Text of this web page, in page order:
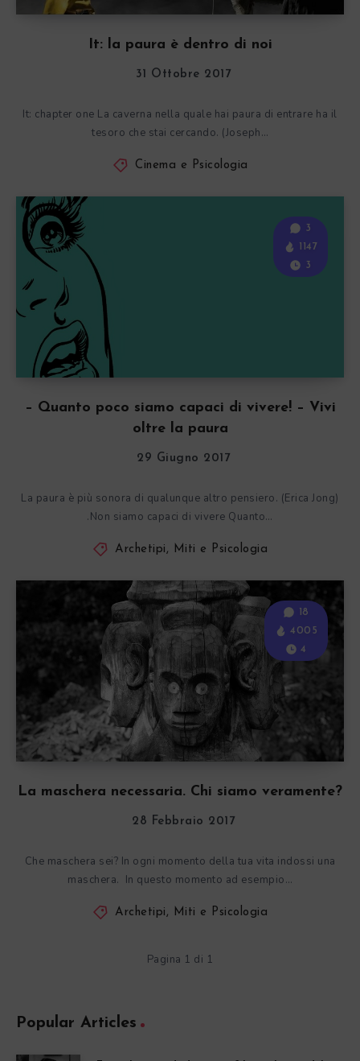
It: la paura è dentro di noi
31 Ottobre 2017
It: chapter one La caverna nella quale hai paura di entrare ha il
tesoro che stai cercando. (Joseph…
Cinema e Psicologia
– Quanto poco siamo capaci di vivere! – Vivi
oltre la paura
3
1147
3
29 Giugno 2017
La paura è più sonora di qualunque altro pensiero. (Erica Jong)
.Non siamo capaci di vivere Quanto…
Archetipi, Miti e Psicologia
La maschera necessaria. Chi siamo veramente?
18
4005
4
28 Febbraio 2017
Che maschera sei? In ogni momento della tua vita indossi una
maschera. In questo momento ad esempio…
Archetipi, Miti e Psicologia
Pagina 1 di 1
Popular Articles